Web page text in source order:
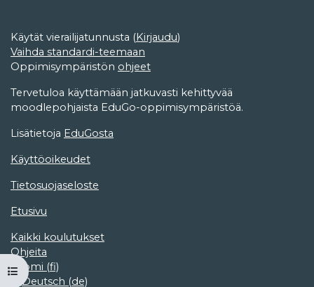
Avaa kurssisisältö
Käytät vierailijatunnusta (Kirjaudu)
Vaihda standardi-teemaan
Oppimisympäristön ohjeet
Tervetuloa käyttämään jatkuvasti kehittyvää
moodlepohjaista EduGo-oppimisympäristöä.
Lisätietoja EduGosta
Käyttöoikeudet
Tietosuojaseloste
Etusivu
Kaikki koulutukset
Ohjeita
Suomi ‎(fi)‎
Deutsch ‎(de)‎